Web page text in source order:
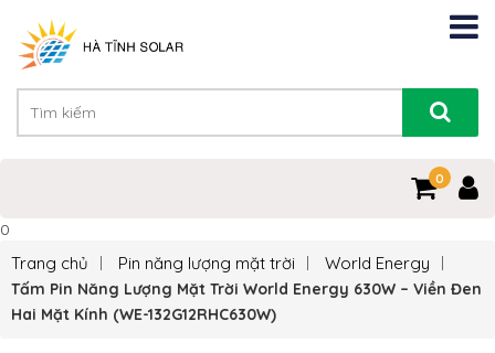
0
0
Trang chủ Pin năng lượng mặt trời World Energy
Tấm Pin Năng Lượng Mặt Trời World Energy 630W – Viền Đen
Hai Mặt Kính (WE-132G12RHC630W)